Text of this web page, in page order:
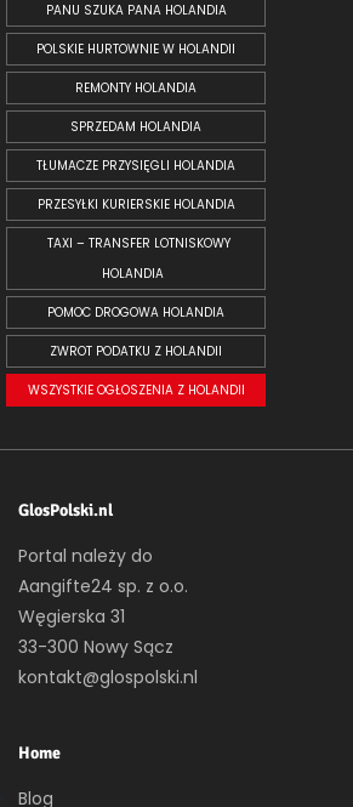
PANU SZUKA PANA HOLANDIA
POLSKIE HURTOWNIE W HOLANDII
REMONTY HOLANDIA
SPRZEDAM HOLANDIA
TŁUMACZE PRZYSIĘGLI HOLANDIA
PRZESYŁKI KURIERSKIE HOLANDIA
TAXI – TRANSFER LOTNISKOWY
HOLANDIA
POMOC DROGOWA HOLANDIA
ZWROT PODATKU Z HOLANDII
WSZYSTKIE OGŁOSZENIA Z HOLANDII
GlosPolski.nl
Portal należy do
Aangifte24 sp. z o.o.
Węgierska 31
33-300 Nowy Sącz
kontakt@glospolski.nl
Home
Blog